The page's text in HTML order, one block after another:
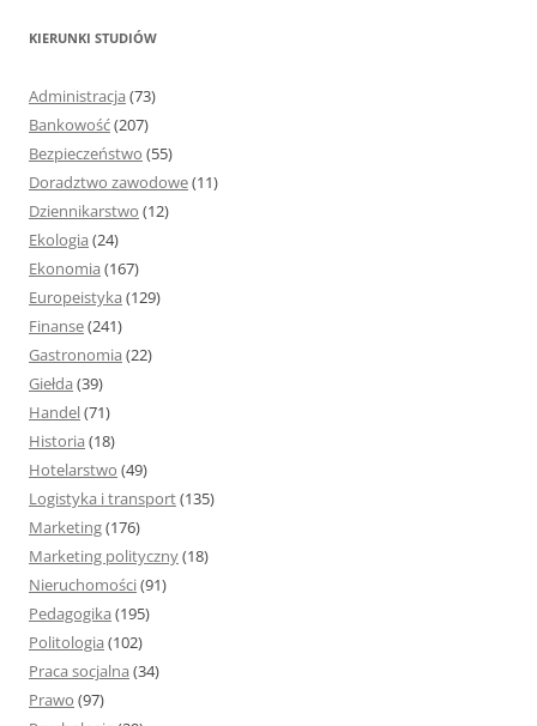
KIERUNKI STUDIÓW
Administracja (73)
Bankowość(207)
Bezpieczeństwo (55)
Doradztwo zawodowe(11)
Dziennikarstwo (12)
Ekologia (24)
Ekonomia (167)
Europeistyka (129)
Finanse(241)
Gastronomia (22)
Giełda (39)
Handel(71)
Historia (18)
Hotelarstwo (49)
Logistyka i transport(135)
Marketing(176)
Marketing polityczny(18)
Nieruchomości(91)
Pedagogika (195)
Politologia (102)
Praca socjalna (34)
Prawo (97)